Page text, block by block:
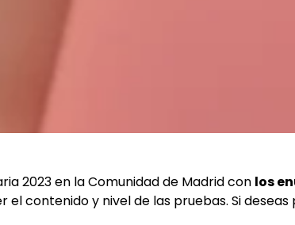
2023 en la Comunidad de Madrid con los
el contenido y nivel de las pruebas. Si